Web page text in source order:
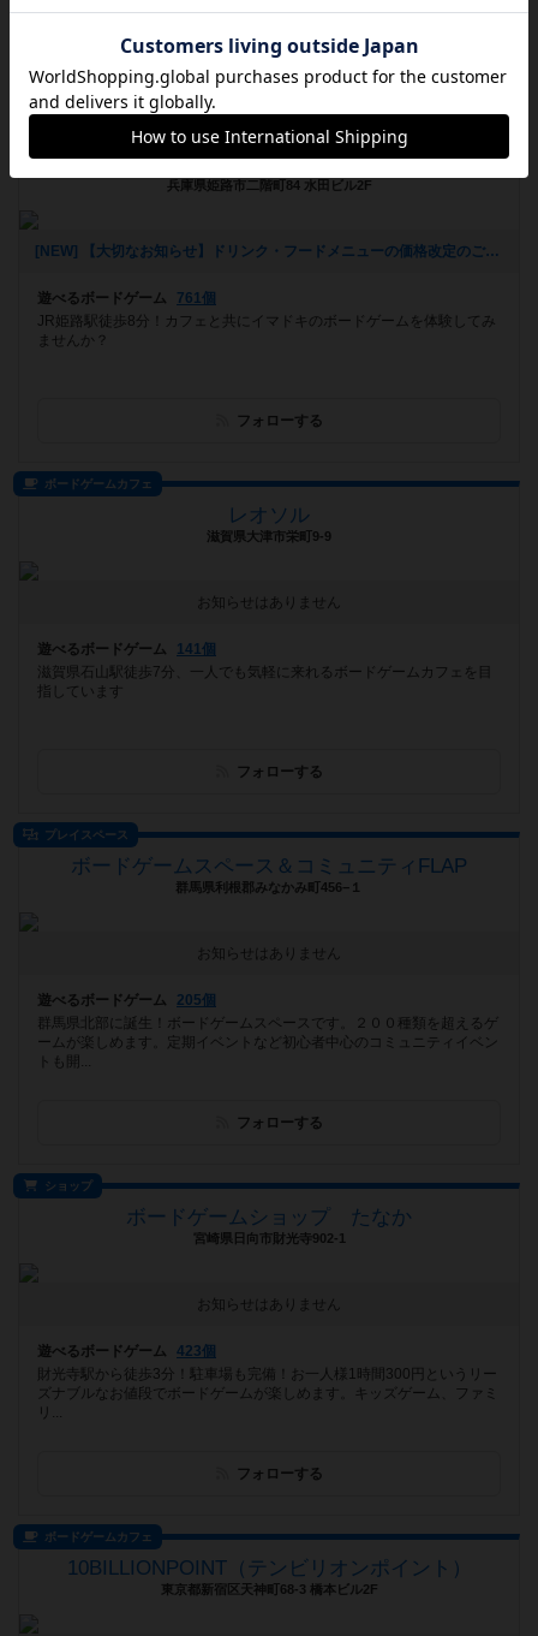
フォローする
ボードゲームカフェ
ドイツゲーム喫茶 B-CAFE
兵庫県姫路市二階町84 水田ビル2F
[NEW] 【大切なお知らせ】ドリンク・フードメニューの価格改定のご案内（2025年08月05日 16時49分）
遊べるボードゲーム
761個
JR姫路駅徒歩8分！カフェと共にイマドキのボードゲームを体験してみ
ませんか？
フォローする
ボードゲームカフェ
レオソル
滋賀県大津市栄町9-9
お知らせはありません
遊べるボードゲーム
141個
滋賀県石山駅徒歩7分、一人でも気軽に来れるボードゲームカフェを目
指しています
フォローする
プレイスペース
ボードゲームスペース＆コミュニティFLAP
群馬県利根郡みなかみ町456−１
お知らせはありません
遊べるボードゲーム
205個
群馬県北部に誕生！ボードゲームスペースです。２００種類を超えるゲ
ームが楽しめます。定期イベントなど初心者中心のコミュニティイベン
トも開...
フォローする
ショップ
ボードゲームショップ たなか
宮崎県日向市財光寺902-1
お知らせはありません
遊べるボードゲーム
423個
財光寺駅から徒歩3分！駐車場も完備！お一人様1時間300円というリー
ズナブルなお値段でボードゲームが楽しめます。キッズゲーム、ファミ
リ...
フォローする
ボードゲームカフェ
10BILLIONPOINT（テンビリオンポイント）
東京都新宿区天神町68-3 橋本ビル2F